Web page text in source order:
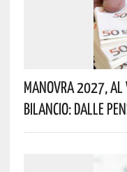
Manovra 2027, Al
Bilancio: Dalle